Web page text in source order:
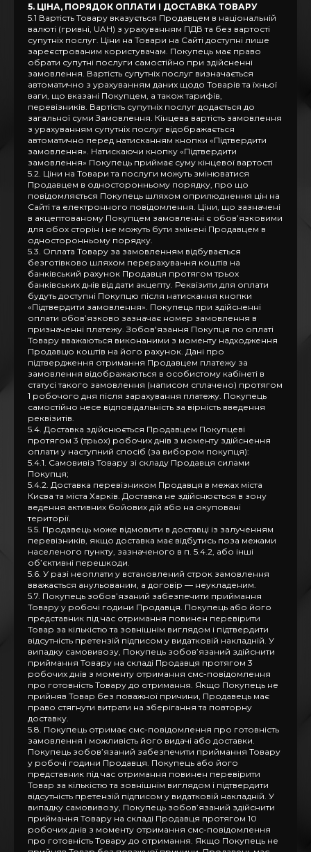
5. ЦІНА, ПОРЯДОК ОПЛАТИ І ДОСТАВКА ТОВАРУ
5.1 Вартість Товару вказується Продавцем в національній
валюті (гривні, UAH) з урахуванням ПДВ та без вартості
супутніх послуг. Ціни на Товари на Сайті доступні лише
зареєстрованим користувачам. Покупець має право
обрати супутні послуги самостійно при здійсненні
замовлення. Вартість супутніх послуг визначається
автоматично з урахуванням даних щодо Товарів та їхньої
ваги, що вказані Покупцем, а також тарифів,
перевізників. Вартість супутніх послуг додається до
загальної суми Замовлення. Кінцева вартість замовлення
з урахуванням супутніх послуг відображається
автоматично перед натисканням кнопки «Підтвердити
замовлення». Натискаючи кнопку «Підтвердити
замовлення» Покупець приймає суму кінцевої вартості
5.2. Ціни на Товари та послуги можуть змінюватися
Продавцем в односторонньому порядку, про що
повідомляється Покупець шляхом оприлюднення цін на
Сайті та електронного повідомлення. Ціни, що зазначені
в акцептованому Покупцем замовленні є обов’язковими
для обох сторін і не можуть бути змінені Продавцем в
односторонньому порядку.
5.3. Оплата Товару за замовленням відбувається
безготівково шляхом перерахування коштів на
банківський рахунок Продавця протягом трьох
банківських днів від дати акцепту. Реквізити для оплати
будуть доступні Покупцю після натискання кнопки
«Підтвердити замовлення». Покупець при здійсненні
оплати обов’язково зазначає номер замовлення в
призначенні платежу. Зобов'язання Покупця по оплаті
Товару вважаються виконаними з моменту надходження
Продавцю коштів на його рахунок. Дані про
підтвердження отримання Продавцем платежу за
замовлення відображаються в особистому кабінеті в
статусі такого замовлення (написом сплачено) протягом
1 робочого дня після зарахування платежу. Покупець
самостійно несе відповідальність за вірність введення
реквізитів.
5.4. Доставка здійснюється Продавцем Покупцеві
протягом 3 (трьох) робочих днів з моменту здійснення
оплати у наступний спосіб (за вибором покупця):
5.4.1. Самовивіз Товару зі складу Продавця силами
Покупця;
5.4.2. Доставка перевізником Продавця в межах міста
Києва та міста Харків. Доставка не здійснюється в зону
ведення активних бойових дій або на окуповані
території.
5.5. Продавець може відмовити в доставці із залученням
перевізників, якщо доставка має відбутись поза межами
населеного пункту, зазначеного в п. 5.4.2, або інші
об’єктивні перешкоди.
5.6. У разі неоплати у встановлений строк замовлення
вважається анульованим, а договір — неукладеним.
5.7. Покупець зобов’язаний забезпечити приймання
Товару у робочі години Продавця. Покупець або його
представник під час отримання повинен перевірити
Товар за кількістю та зовнішнім виглядом і підтвердити
відсутність претензій підписом у видатковій накладній. У
випадку самовивозу, Покупець зобов’язаний здійснити
приймання Товару на складі Продавця протягом 3
робочих днів з моменту отримання смс-повідомлення
про готовність Товару до отримання. Якщо Покупець не
прийняв Товар без поважної причини, Продавець має
право стягнути витрати на зберігання та повторну
доставку.
5.8. Покупець отримає смс-повідомлення про готовність
замовлення і можливість його видачі або доставки.
Покупець зобов’язаний забезпечити приймання Товару
у робочі години Продавця. Покупець або його
представник під час отримання повинен перевірити
Товар за кількістю та зовнішнім виглядом і підтвердити
відсутність претензій підписом у видатковій накладній. У
випадку самовивозу, Покупець зобов’язаний здійснити
приймання Товару на складі Продавця протягом 10
робочих днів з моменту отримання смс-повідомлення
про готовність Товару до отримання. Якщо Покупець не